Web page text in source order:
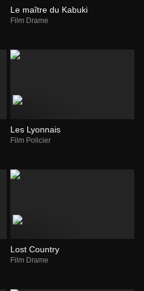
Le maître du Kabuki
Film Drame
Les Lyonnais
Film Policier
Lost Country
Film Drame